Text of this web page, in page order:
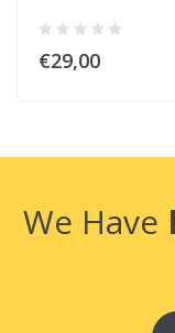
€29,00
We Have